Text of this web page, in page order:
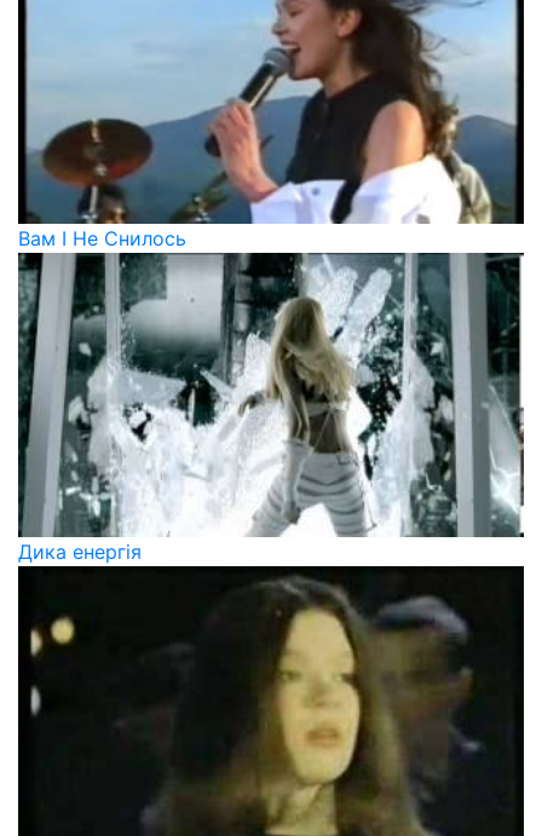
Вам І Не Снилось
Дика енергія